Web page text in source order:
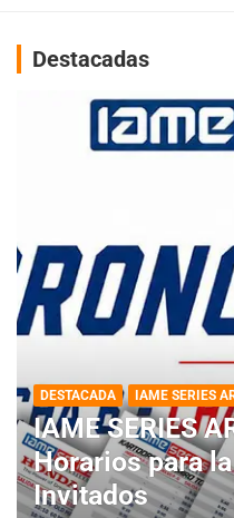
Destacadas
DESTACADA IAME SERIES
IAME SERIES
Horarios para
Invitados